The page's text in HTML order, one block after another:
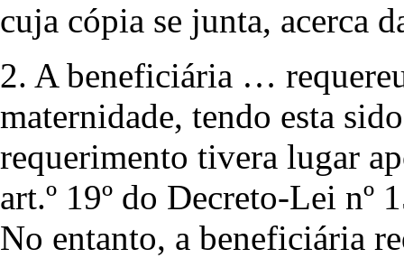
cuja cópia se junta, acerca
2. A beneficiária …
maternidade, tendo esta
requerimento tivera lugar
art.º 19º do Decreto-Lei nº
No entanto, a beneficiária